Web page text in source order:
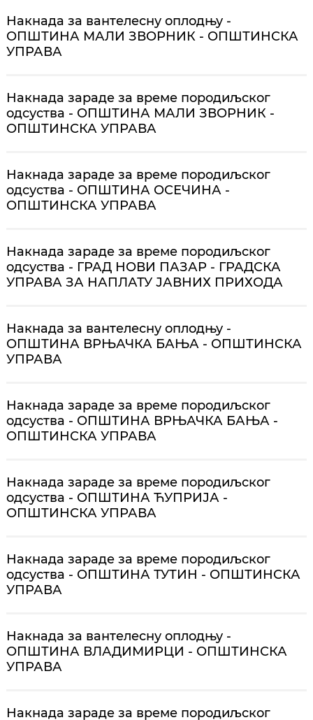
Накнада за вантелесну оплодњу -
ОПШТИНА МАЛИ ЗВОРНИК - ОПШТИНСКА
УПРАВА
Накнада зараде за време породиљског
одсуства - ОПШТИНА МАЛИ ЗВОРНИК -
ОПШТИНСКА УПРАВА
Накнада зараде за време породиљског
одсуства - ОПШТИНА ОСЕЧИНА -
ОПШТИНСКА УПРАВА
Накнада зараде за време породиљског
одсуства - ГРАД НОВИ ПАЗАР - ГРАДСКА
УПРАВА ЗА НАПЛАТУ ЈАВНИХ ПРИХОДА
Накнада за вантелесну оплодњу -
ОПШТИНА ВРЊАЧКА БАЊА - ОПШТИНСКА
УПРАВА
Накнада зараде за време породиљског
одсуства - ОПШТИНА ВРЊАЧКА БАЊА -
ОПШТИНСКА УПРАВА
Накнада зараде за време породиљског
одсуства - ОПШТИНА ЋУПРИЈА -
ОПШТИНСКА УПРАВА
Накнада зараде за време породиљског
одсуства - ОПШТИНА ТУТИН - ОПШТИНСКА
УПРАВА
Накнада за вантелесну оплодњу -
ОПШТИНА ВЛАДИМИРЦИ - ОПШТИНСКА
УПРАВА
Накнада зараде за време породиљског